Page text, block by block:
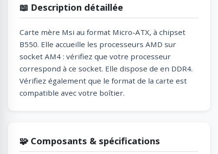
📖 Description détaillée
Carte mère Msi au format Micro-ATX, à chipset
B550. Elle accueille les processeurs AMD sur
socket AM4 : vérifiez que votre processeur
correspond à ce socket. Elle dispose de en DDR4.
Vérifiez également que le format de la carte est
compatible avec votre boîtier.
🧩 Composants & spécifications